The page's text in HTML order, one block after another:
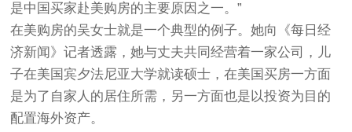
是中国买家赴美购房的主要原因之一。”
在美购房的吴女士就是一个典型的例子。她向《每日经
济新闻》记者透露，她与丈夫共同经营着一家公司，儿
子在美国宾夕法尼亚大学就读硕士，在美国买房一方面
是为了自家人的居住所需，另一方面也是以投资为目的
配置海外资产。